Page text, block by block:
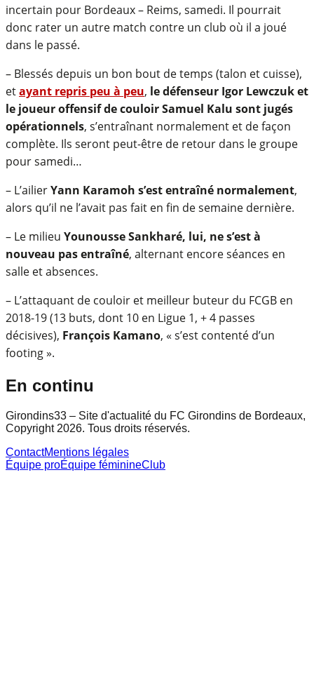
incertain pour Bordeaux – Reims, samedi. Il pourrait
donc rater un autre match contre un club où il a joué
dans le passé.
– Blessés depuis un bon bout de temps (talon et cuisse),
etayant repris peu à peu, le défenseur Igor Lewczuk et
le joueur offensif de couloir Samuel Kalu sont jugés
opérationnels, s’entraînant normalement et de façon
complète. Ils seront peut-être de retour dans le groupe
pour samedi…
– L’ailierYann Karamoh s’est entraîné normalement,
alors qu’il ne l’avait pas fait en fin de semaine dernière.
– Le milieu Younousse Sankharé, lui, ne s’est à
nouveau pas entraîné, alternant encore séances en
salle et absences.
– L’attaquant de couloir et meilleur buteur du FCGB en
2018-19 (13 buts, dont 10 en Ligue 1, + 4 passes
décisives), François Kamano, « s’est contenté d’un
footing ».
En continu
Girondins33 – Site d'actualité du FC Girondins de Bordeaux,
Copyright 2026. Tous droits réservés.
ContactMentions légales
Équipe proÉquipe féminineClub